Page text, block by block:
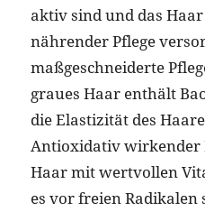
aktiv sind und das
nährender Pflege
maßgeschneiderte
graues Haar enthält
die Elastizität des
Antioxidativ wirkender
Haar mit wertvollen
es vor freien